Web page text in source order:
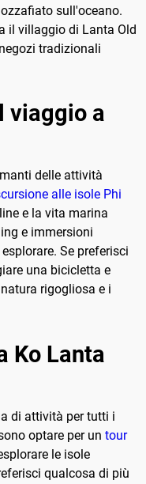
sull'oceano.
il villaggio di Lanta Old
tradizionali
viaggio a
delle attività
alle isole Phi
e la vita marina
e immersioni
Se preferisci
una bicicletta e
rigogliosa e i
Ko Lanta
di attività per tutti i
optare per un tour
le isole
qualcosa di più